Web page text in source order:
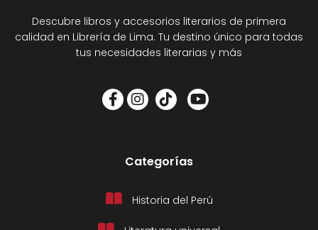
Descubre libros y accesorios literarios de primera
calidad en Librería de Lima. Tu destino único para todas
tus necesidades literarias y más
Categorías
Historia del Perú